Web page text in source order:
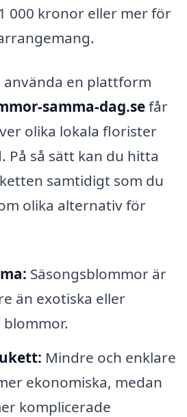
000 kronor eller mer för
en plattform
samma-dag.sefår
olika lokala florister
På så sätt kan du hitta
samtidigt som du
olika alternativ för
Säsongsblommor är
än exotiska eller
Mindre och enklare
ekonomiska, medan
komplicerade